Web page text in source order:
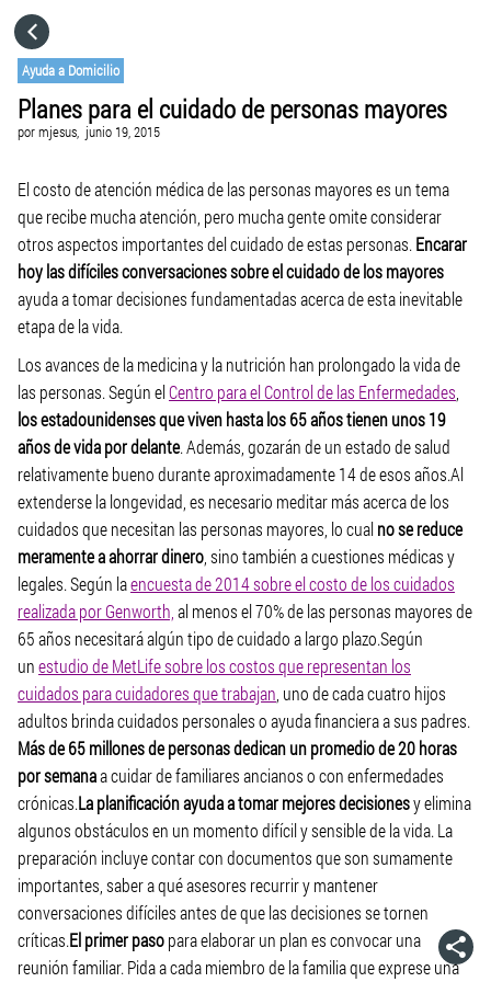
Ayuda a Domicilio
Planes para el cuidado de personas mayores
pormjesus, junio 19, 2015
El costo de atención médica de las personas mayores es un tema
que recibe mucha atención, pero mucha gente omite considerar
otros aspectos importantes del cuidado de estas personas. Encarar
hoy las difíciles conversaciones sobre el cuidado de los mayores
ayuda a tomar decisiones fundamentadas acerca de esta inevitable
etapa de la vida.
Los avances de la medicina y la nutrición han prolongado la vida de
las personas. Según elCentro para el Control de las Enfermedades
los estadounidenses que viven hasta los 65 años tienen unos 19
años de vida por delante. Además, gozarán de un estado de salud
relativamente bueno durante aproximadamente 14 de esos años.Al
extenderse la longevidad, es necesario meditar más acerca de los
cuidados que necesitan las personas mayores, lo cualno se reduce
meramente a ahorrar dinero , sino también a cuestiones médicas y
legales. Según laencuesta de 2014 sobre el costo de los cuidados
realizada por Genworth, al menos el 70% de las personas mayores de
65 años necesitará algún tipo de cuidado a largo plazo.Según
unestudio de MetLife sobre los costos que representan los
cuidados para cuidadores que trabajan , uno de cada cuatro hijos
adultos brinda cuidados personales o ayuda financiera a sus padres.
Más de 65 millones de personas dedican un promedio de 20 horas
por semanaa cuidar de familiares ancianos o con enfermedades
crónicas.La planificación ayuda a tomar mejores decisionesy elimina
algunos obstáculos en un momento difícil y sensible de la vida. La
preparación incluye contar con documentos que son sumamente
importantes, saber a qué asesores recurrir y mantener
conversaciones difícilesantesde que las decisiones se tornen
críticas.El primer pasopara elaborar un plan es convocar una
reunión familiar. Pida a cada miembro de la familia que exprese una
CATEGORÍAS
IR A
VISITA EL SITIO WEB